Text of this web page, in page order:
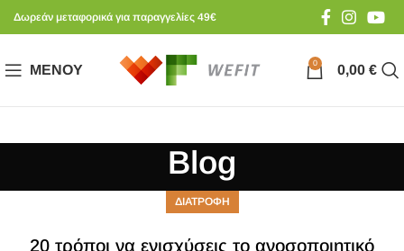
Δωρεάν μεταφορικά για παραγγελίες 49€
ΜΕΝΟΎ 0 0,00 €
Blog
ΔΙΑΤΡΟΦΗ
20 τρόποι να ενισχύσεις το ανοσοποιητικό